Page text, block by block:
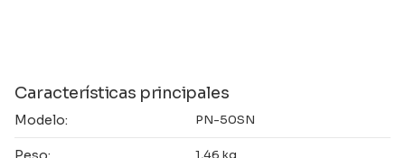
Características principales
Modelo: PN-50SN
1,46 kg